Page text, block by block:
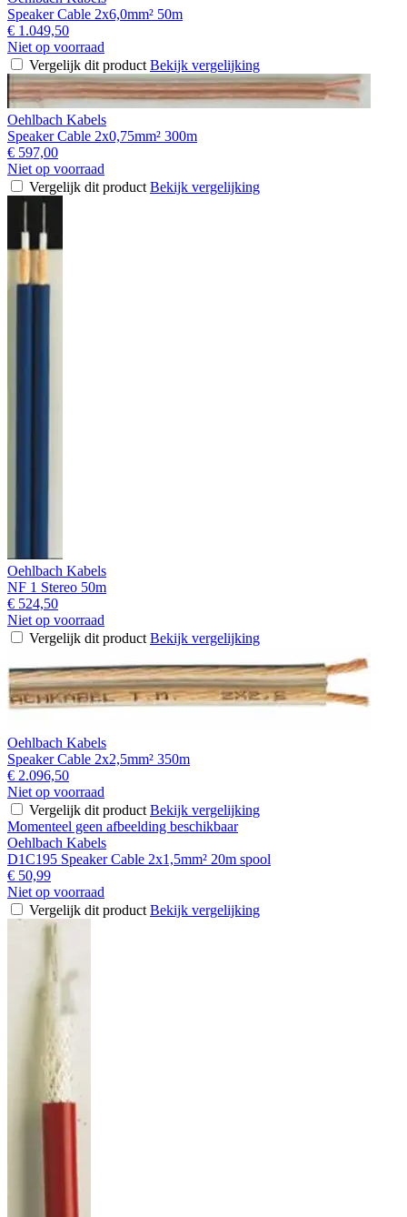
Speaker Cable 2x6,0mm² 50m
€ 1.049,50
Niet op voorraad
Vergelijk dit product Bekijk vergelijking
Oehlbach Kabels
Speaker Cable 2x0,75mm² 300m
€ 597,00
Niet op voorraad
Vergelijk dit product Bekijk vergelijking
Oehlbach Kabels
NF 1 Stereo 50m
€ 524,50
Niet op voorraad
Vergelijk dit product Bekijk vergelijking
Oehlbach Kabels
Speaker Cable 2x2,5mm² 350m
€ 2.096,50
Niet op voorraad
Vergelijk dit product Bekijk vergelijking
Momenteel geen afbeelding beschikbaar
Oehlbach Kabels
D1C195 Speaker Cable 2x1,5mm² 20m spool
€ 50,99
Niet op voorraad
Vergelijk dit product Bekijk vergelijking